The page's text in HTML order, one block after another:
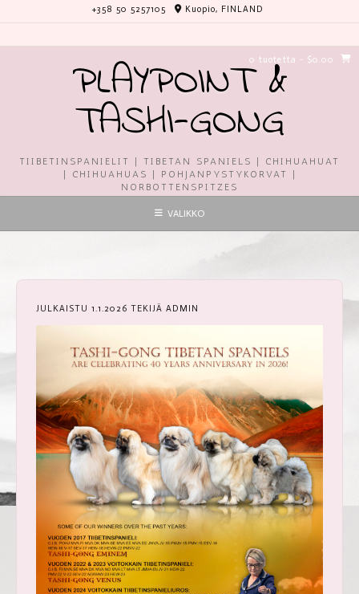
+358 50 5257105 Kuopio, FINLAND
PLAYPOINT &
TASHI-GONG
TIIBETINSPANIELIT | TIBETAN SPANIELS | CHIHUAHUAT
| CHIHUAHUAS | POHJANPYSTYKORVAT |
NORBOTTENSPITZES
VALIKKO
0 tuotetta - $0.00
JULKAISTU 1.1.2026 TEKIJÄ ADMIN